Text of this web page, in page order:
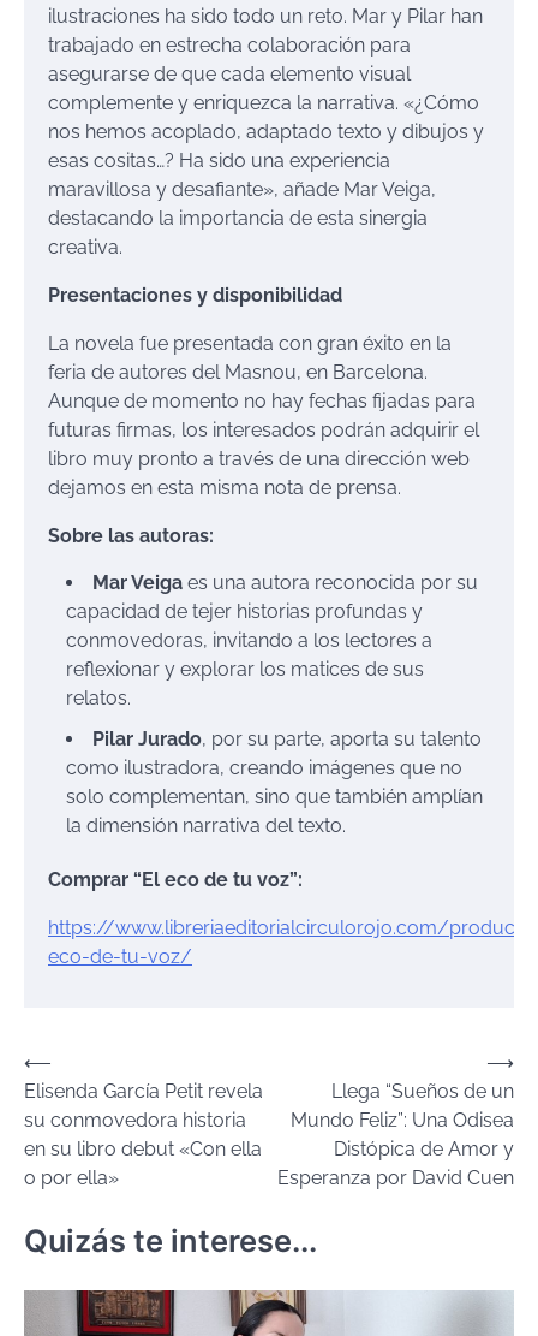
ilustraciones ha sido todo un reto. Mar y Pilar han
trabajado en estrecha colaboración para
asegurarse de que cada elemento visual
complemente y enriquezca la narrativa. «¿Cómo
nos hemos acoplado, adaptado texto y dibujos y
esas cositas…? Ha sido una experiencia
maravillosa y desafiante», añade Mar Veiga,
destacando la importancia de esta sinergia
creativa.
Presentaciones y disponibilidad
La novela fue presentada con gran éxito en la
feria de autores del Masnou, en Barcelona.
Aunque de momento no hay fechas fijadas para
futuras firmas, los interesados podrán adquirir el
libro muy pronto a través de una dirección web
dejamos en esta misma nota de prensa.
Sobre las autoras:
Mar Veiga es una autora reconocida por su
capacidad de tejer historias profundas y
conmovedoras, invitando a los lectores a
reflexionar y explorar los matices de sus
relatos.
Pilar Jurado, por su parte, aporta su talento
como ilustradora, creando imágenes que no
solo complementan, sino que también amplían
la dimensión narrativa del texto.
Comprar “El eco de tu voz”:
https://www.libreriaeditorialcirculorojo.com/
eco-de-tu-voz/
Navegación
de
entradas
⟵
Elisenda García Petit revela
su conmovedora historia
en su libro debut «Con ella
o por ella»
Llega “Sueños de un
Mundo Feliz”: Una Odisea
Distópica de Amor y
Esperanza por David Cuen
⟶
Quizás te interese...